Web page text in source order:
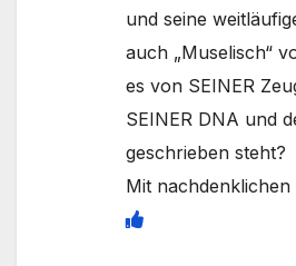
und seine
auch „Muselisch“
es von SEINER
SEINER DNA und
geschrieben steht?
Mit